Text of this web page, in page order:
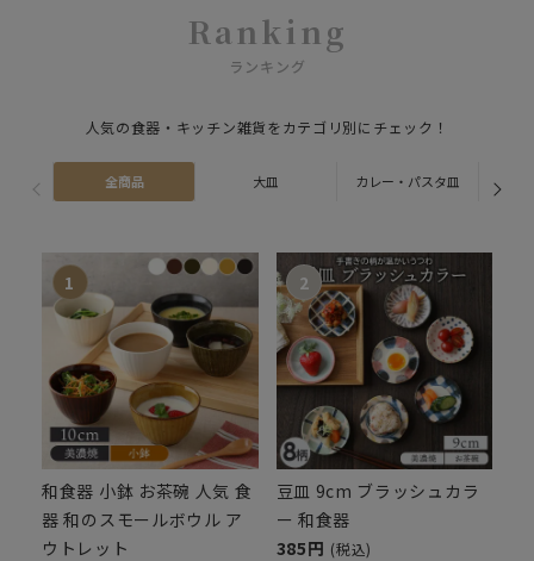
Ranking
ランキング
人気の食器・キッチン雑貨をカテゴリ別にチェック！
全商品 大皿 カレー・パスタ皿
和食器 小鉢 お茶碗 人気 食
器 和のスモールボウル ア
ウトレット
豆皿 9cm ブラッシュカラ
ー 和食器
385円 (税込)